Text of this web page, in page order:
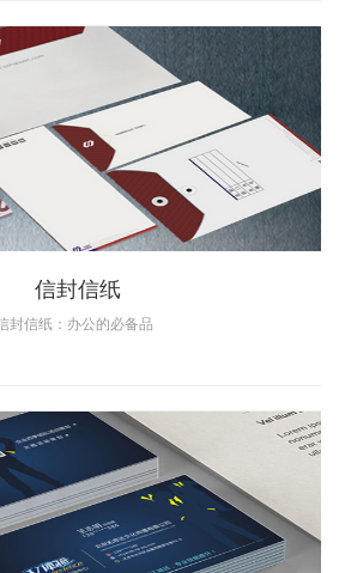
信封信纸
封信纸：办公的必备品